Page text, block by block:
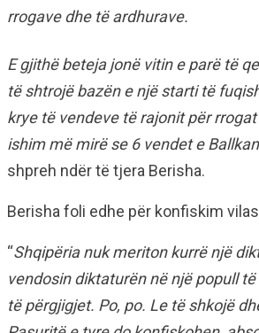
rrogave dhe të ardhurave.
E gjithë beteja jonë vitin e parë të
të shtrojë bazën e një starti të
krye të vendeve të rajonit për
ishim më mirë se 6 vendet e
shpreh ndër të tjera Berisha.
Berisha foli edhe për konfiskim
“Shqipëria nuk meriton kurrë një
vendosin diktaturën në një popull
të përgjigjet. Po, po. Le të shkojë